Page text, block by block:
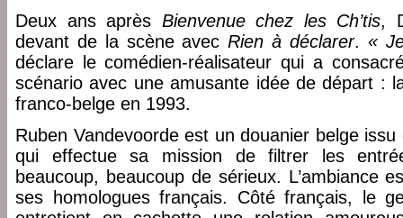
Deux ans après Bienvenue chez les Ch’tis,
devant de la scène avecRien à déclarer. «
déclare le comédien-réalisateur qui a
scénario avec une amusante idée de départ :
franco-belge en 1993.
Ruben Vandevoorde est un douanier belge issu
qui effectue sa mission de filtrer les
beaucoup, beaucoup de sérieux. L’ambiance
ses homologues français. Côté français, le